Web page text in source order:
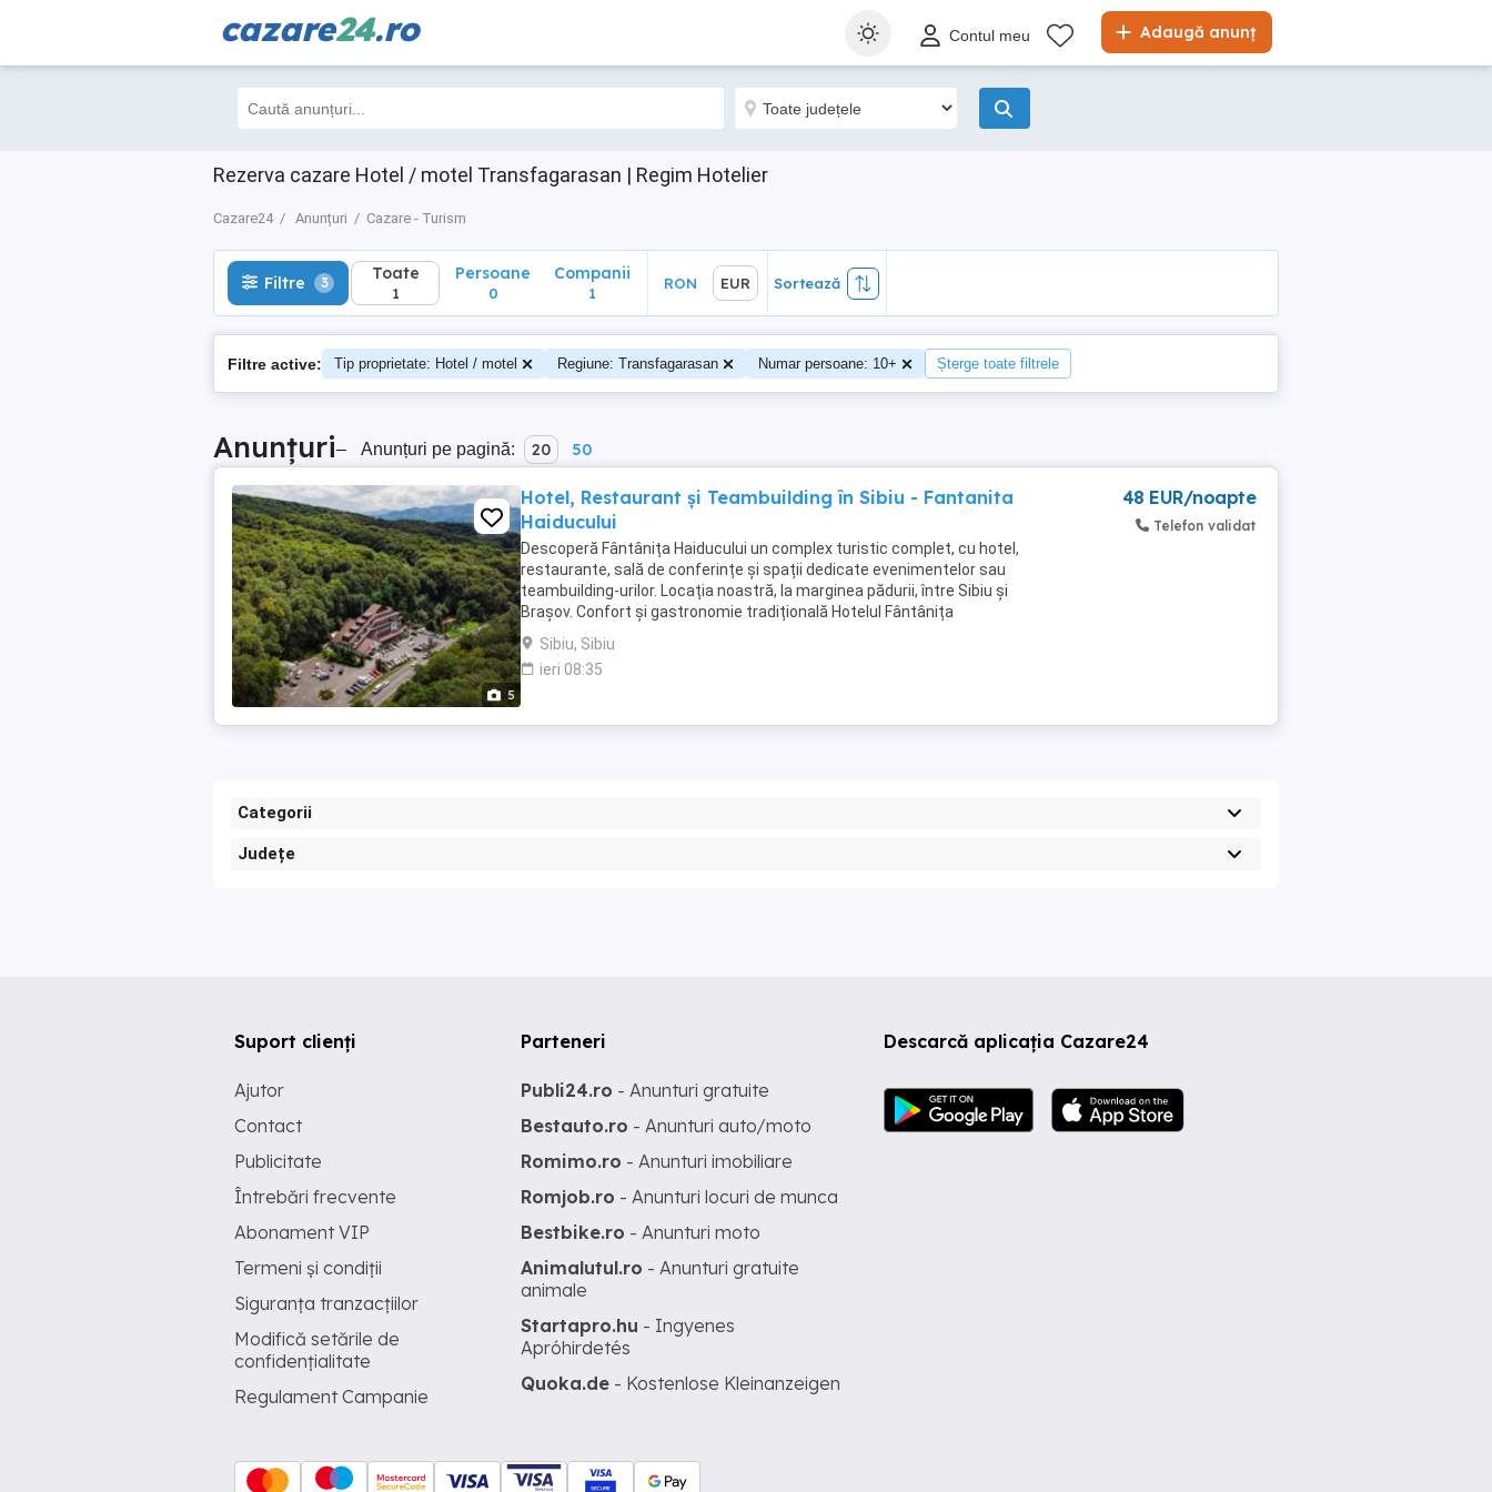
cazare24.ro Adaugă anunț
Contul meu
Rezerva cazare Hotel / motel Transfagarasan | Regim Hotelier
Cazare24 Anunțuri Cazare - Turism
Filtre 3 Toate
1
Filtre 3 Toate
1
Persoane
0
Companii
1
RON EUR Sortează
Filtre active: Tip proprietate: Hotel / motel Regiune: Transfagarasan Numar persoane: 10+ Șterge toate filtrele
Anunțuri– Anunțuri pe pagină: 20 50
5
Hotel, Restaurant și Teambuilding în Sibiu - Fantanita
Haiducului
Descoperă Fântânița Haiducului un complex turistic complet, cu hotel,
restaurante, sală de conferințe și spații dedicate evenimentelor sau
teambuilding-urilor. Locația noastră, la marginea pădurii, între Sibiu și
Brașov. Confort și gastronomie tradițională Hotelul Fântânița
Haiducului este locul unde ...
Sibiu, Sibiu
ieri 08:35
48 EUR/noapte
Telefon validat
Categorii
Județe
Descarcă aplicația Cazare24
Suport clienți
Ajutor
Contact
Publicitate
Întrebări frecvente
Abonament VIP
Termeni și condiții
Siguranța tranzacțiilor
Modifică setările de
confidențialitate
Regulament Campanie
Parteneri
Publi24.ro - Anunturi gratuite
Bestauto.ro - Anunturi auto/moto
Romimo.ro - Anunturi imobiliare
Romjob.ro - Anunturi locuri de munca
Bestbike.ro - Anunturi moto
Animalutul.ro - Anunturi gratuite
animale
Startapro.hu - Ingyenes
Apróhirdetés
Quoka.de - Kostenlose Kleinanzeigen